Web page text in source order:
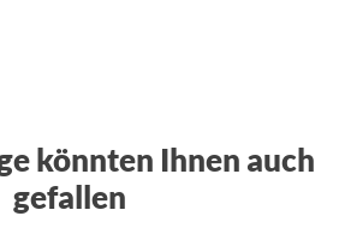
könnten Ihnen auch
gefallen